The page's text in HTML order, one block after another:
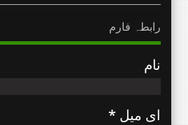
رابطہ فارم
نام
ای میل *